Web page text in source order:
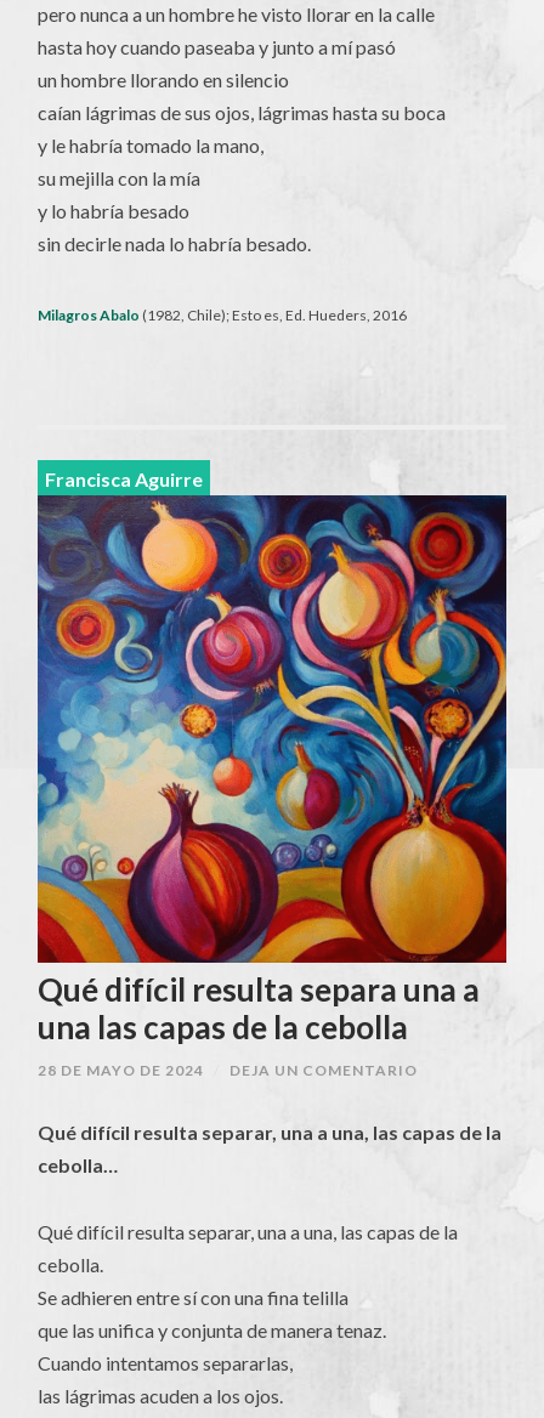
pero nunca a un hombre he visto llorar en la calle
hasta hoy cuando paseaba y junto a mí pasó
un hombre llorando en silencio
caían lágrimas de sus ojos, lágrimas hasta su boca
y le habría tomado la mano,
su mejilla con la mía
y lo habría besado
sin decirle nada lo habría besado.
Milagros Abalo (1982, Chile); Esto es, Ed. Hueders, 2016
Francisca Aguirre
Qué difícil resulta separa una a
una las capas de la cebolla
28 DE MAYO DE 2024 DEJA UN COMENTARIO
Qué difícil resulta separar, una a una, las capas de la
cebolla…
Qué difícil resulta separar, una a una, las capas de la
cebolla.
Se adhieren entre sí con una fina telilla
que las unifica y conjunta de manera tenaz.
Cuando intentamos separarlas,
las lágrimas acuden a los ojos.